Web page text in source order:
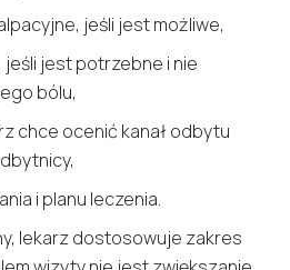
jeśli jest możliwe,
jest potrzebne i nie
bólu,
chce ocenić kanał odbytu
i planu leczenia.
lekarz dostosowuje zakres